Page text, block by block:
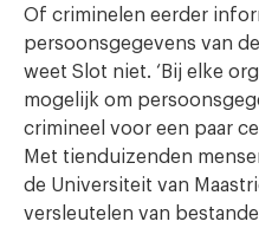
Of criminelen eerder
persoonsgegevens van
weet Slot niet. ‘Bij elke
mogelijk om
crimineel voor een paar
Met tienduizenden
de Universiteit van
versleutelen van